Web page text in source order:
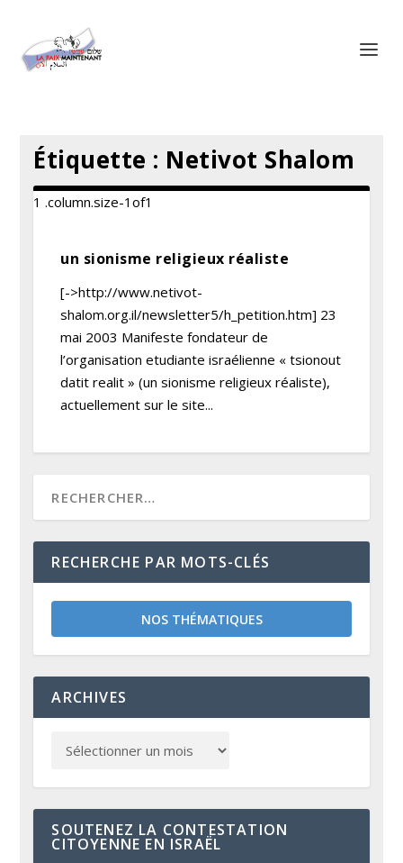
Étiquette : Netivot Shalom
un sionisme religieux réaliste
[->http://www.netivot-
shalom.org.il/newsletter5/h_petition.htm] 23
mai 2003 Manifeste fondateur de
l’organisation etudiante israélienne « tsionout
datit realit » (un sionisme religieux réaliste),
actuellement sur le site...
RECHERCHE PAR MOTS-CLÉS
NOS THÉMATIQUES
ARCHIVES
SOUTENEZ LA CONTESTATION
CITOYENNE EN ISRAËL